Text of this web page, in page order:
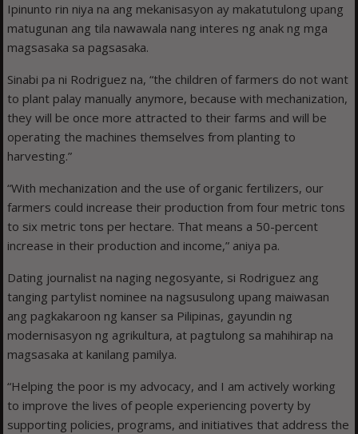
Ipinunto rin niya na ang mekanisasyon ay makatutulong upang
matugunan ang tila nawawala nang interes ng anak ng mga
magsasaka sa pagsasaka.
Sinabi pa ni Rodriguez na, “the children of farmers do not want
to plant palay manually anymore, because with mechanization,
they will be once more attracted to their farms and will be
operating the machines themselves from planting to
harvesting.”
“With mechanization and the use of organic fertilizers, our
farmers could increase their production from four metric tons
to six metric tons per hectare. That means a 50-percent
increase in their production and income,” aniya pa.
Dating journalist na naging negosyante, si Rodriguez ang
tanging partylist nominee na nagsusulong upang maiwasan
ang pagkakaroon ng kanser sa Pilipinas, gayundin ng
modernisasyon ng agrikultura, at pagtulong sa mahihirap na
magsasaka at kanilang pamilya.
“Helping the poor is my advocacy, and I am actively working
to improve the lives of people experiencing poverty by
supporting policies, programs, and initiatives that address the